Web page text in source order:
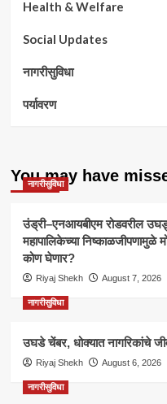
Health & Welfare
Social Updates
नागरीसुविधा
पर्यावरण
You may have
नागरीसुविधा
उंड्री–एनआयबीएम रोडवरील
महापालिकेच्या निष्काळजीपणामुळे
कोण घेणार?
Riyaj Shekh August 7, 2026
नागरीसुविधा
उघडे चेंबर, धोक्यात नागरिकांचे
Riyaj Shekh August 6, 2026
नागरीसुविधा